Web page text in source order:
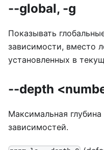
--global, -g
Показывать
зависимости, вместо
установленных в
--depth
Максимальная глубина
зависимостей.